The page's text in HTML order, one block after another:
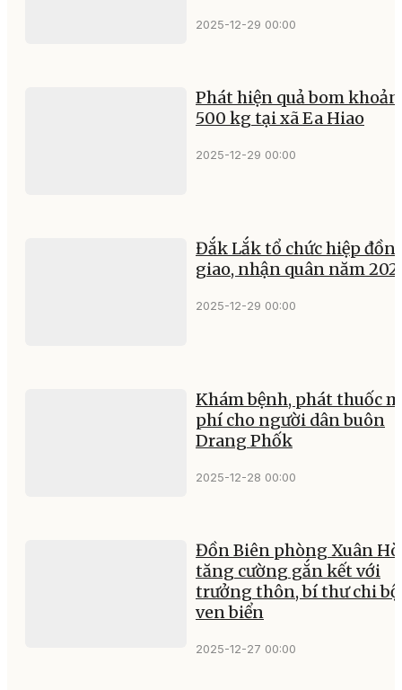
2025-12-29 00:00
Phát hiện quả bom
500 kg tại xã Ea Hiao
2025-12-29 00:00
Đắk Lắk tổ chức hiệp
giao, nhận quân năm
2025-12-29 00:00
Khám bệnh, phát thuốc
phí cho người dân buôn
Drang Phốk
2025-12-28 00:00
Đồn Biên phòng Xuân
tăng cường gắn kết với
trưởng thôn, bí thư chi bộ
ven biển
2025-12-27 00:00